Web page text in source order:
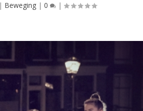
| Beweging |0 |